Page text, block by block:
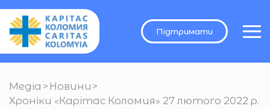
Підтримати
Медіа > Новини >
Хроніки «Карітас Коломия» 27 лютого 2022 р.